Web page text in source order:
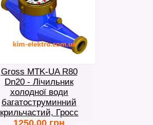
Gross MTK-UA R80
Dn20 - Лічильник
холодної води
багатоструминний
крильчастий, Гросс
1250.00 грн